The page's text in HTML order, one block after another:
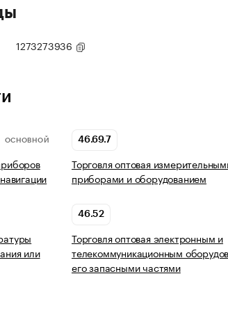
1273273936
ОСНОВНОЙ 46.69.7
Торговля оптовая
приборами и оборудованием
или
46.52
Торговля оптовая электронным и
телекоммуникационным
его запасными частями